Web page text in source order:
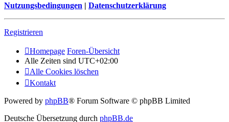
Nutzungsbedingungen | Datenschutzerklärung
Registrieren
Homepage Foren-Übersicht
Alle Zeiten sind UTC+02:00
Alle Cookies löschen
Kontakt
Powered by phpBB® Forum Software © phpBB Limited
Deutsche Übersetzung durch phpBB.de